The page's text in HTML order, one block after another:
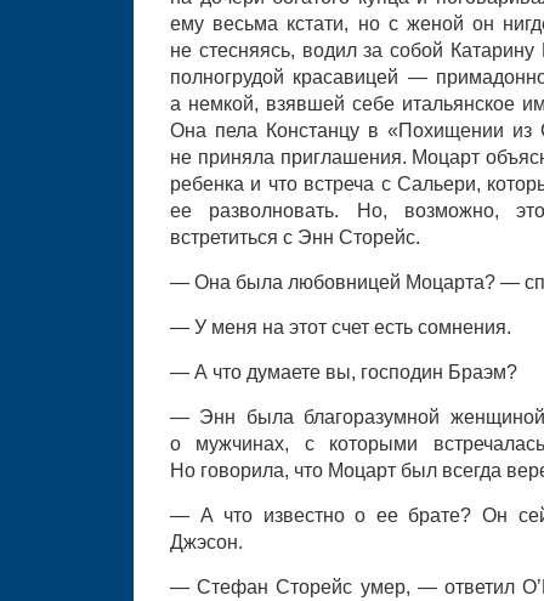
ему весьма кстати, но с женой он
не стесняясь, водил за собой
полногрудой красавицей —
а немкой, взявшей себе итальянское
Она пела Констанцу в «Похищении
не приняла приглашения. Моцарт
ребенка и что встреча с Сальери,
ее разволновать. Но, возможно,
встретиться с Энн Сторейс.
— Она была любовницей Моцарта? —
— У меня на этот счет есть сомнения.
— А что думаете вы, господин Браэм?
— Энн была благоразумной
о мужчинах, с которыми
Но говорила, что Моцарт был всегда
— А что известно о ее брате? Он
Джэсон.
— Стефан Сторейс умер, — ответил